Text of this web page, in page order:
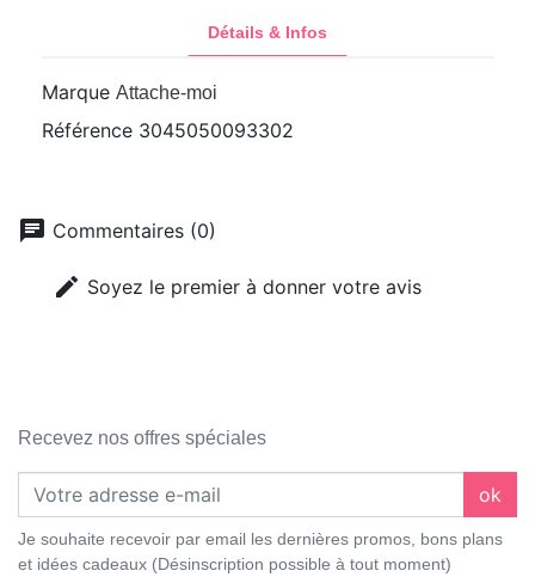
Détails & Infos
Marque Attache-moi
Référence 3045050093302
chat Commentaires (0)
edit Soyez le premier à donner votre avis
Recevez nos offres spéciales
ok
Je souhaite recevoir par email les dernières promos, bons plans
et idées cadeaux (Désinscription possible à tout moment)